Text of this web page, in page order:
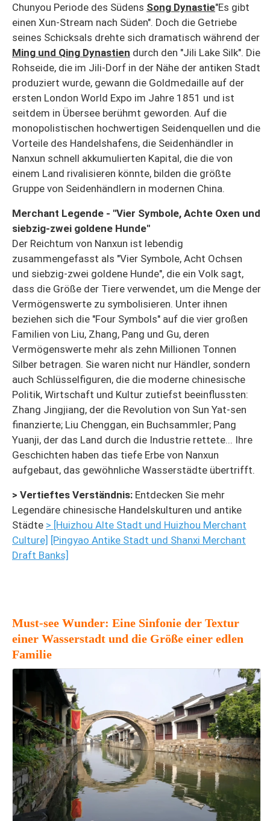
Chunyou Periode des Südens Song Dynastie"Es gibt
einen Xun-Stream nach Süden". Doch die Getriebe
seines Schicksals drehte sich dramatisch während der
Ming und Qing Dynastien durch den "Jili Lake Silk". Die
Rohseide, die im Jili-Dorf in der Nähe der antiken Stadt
produziert wurde, gewann die Goldmedaille auf der
ersten London World Expo im Jahre 1851 und ist
seitdem in Übersee berühmt geworden. Auf die
monopolistischen hochwertigen Seidenquellen und die
Vorteile des Handelshafens, die Seidenhändler in
Nanxun schnell akkumulierten Kapital, die die von
einem Land rivalisieren könnte, bilden die größte
Gruppe von Seidenhändlern in modernen China.
Merchant Legende - "Vier Symbole, Achte Oxen und
siebzig-zwei goldene Hunde"
Der Reichtum von Nanxun ist lebendig
zusammengefasst als "Vier Symbole, Acht Ochsen
und siebzig-zwei goldene Hunde", die ein Volk sagt,
dass die Größe der Tiere verwendet, um die Menge der
Vermögenswerte zu symbolisieren. Unter ihnen
beziehen sich die "Four Symbols" auf die vier großen
Familien von Liu, Zhang, Pang und Gu, deren
Vermögenswerte mehr als zehn Millionen Tonnen
Silber betragen. Sie waren nicht nur Händler, sondern
auch Schlüsselfiguren, die die moderne chinesische
Politik, Wirtschaft und Kultur zutiefst beeinflussten:
Zhang Jingjiang, der die Revolution von Sun Yat-sen
finanzierte; Liu Chenggan, ein Buchsammler; Pang
Yuanji, der das Land durch die Industrie rettete... Ihre
Geschichten haben das tiefe Erbe von Nanxun
aufgebaut, das gewöhnliche Wasserstädte übertrifft.
> Vertieftes Verständnis: Entdecken Sie mehr
Legendäre chinesische Handelskulturen und antike
Städte > [Huizhou Alte Stadt und Huizhou Merchant
Culture] [Pingyao Antike Stadt und Shanxi Merchant
Draft Banks]
Must-see Wunder: Eine Sinfonie der Textur
einer Wasserstadt und die Größe einer edlen
Familie